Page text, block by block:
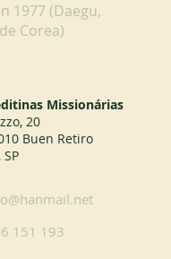
1977 (Daegu,
Corea)
Missionárias
20
Buen Retiro
SP
151 193